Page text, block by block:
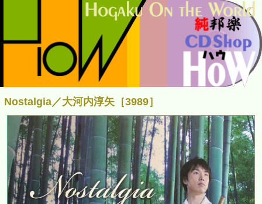
Nostalgia／大河内淳矢［3989］